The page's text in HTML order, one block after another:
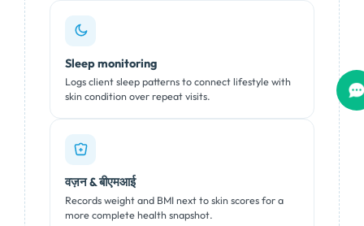
Sleep monitoring
Logs client sleep patterns to connect lifestyle with
skin condition over repeat visits.
वज़न & बीएमआई
Records weight and BMI next to skin scores for a
more complete health snapshot.